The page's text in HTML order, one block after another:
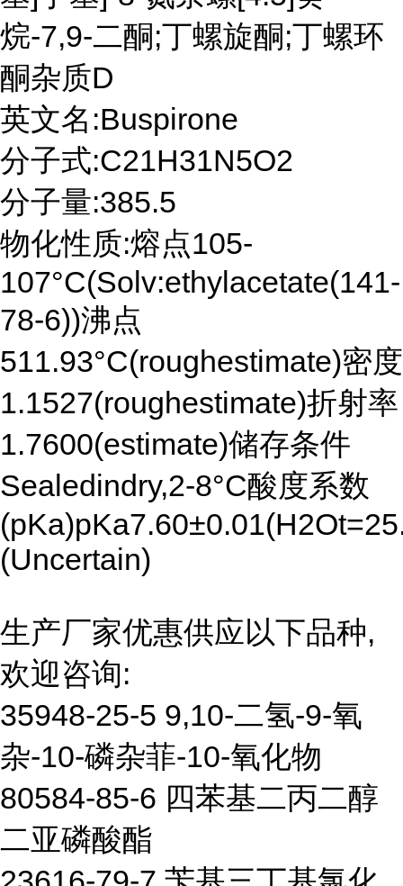
烷-7,9-二酮;丁螺旋酮;丁螺环
酮杂质D
英文名:Buspirone
分子式:C21H31N5O2
分子量:385.5
物化性质:熔点105-
107°C(Solv:ethylacetate(141-
78-6))沸点
511.93°C(roughestimate)密度
1.1527(roughestimate)折射率
1.7600(estimate)储存条件
Sealedindry,2-8°C酸度系数
(Uncertain)
生产厂家优惠供应以下品种,
欢迎咨询:
35948-25-5 9,10-二氢-9-氧
杂-10-磷杂菲-10-氧化物
80584-85-6 四苯基二丙二醇
二亚磷酸酯